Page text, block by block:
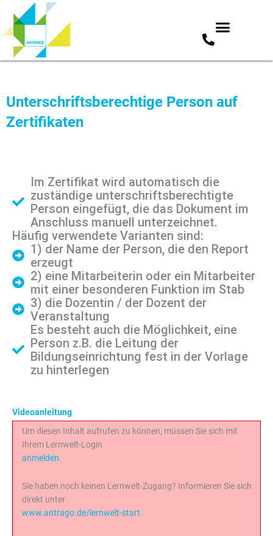
Unterschriftsberechtige Person auf
Zertifikaten
Im Zertifikat wird automatisch die
zuständige unterschriftsberechtigte
Person eingefügt, die das Dokument im
Anschluss manuell unterzeichnet.
Häufig verwendete Varianten sind:
1) der Name der Person, die den Report
erzeugt
2) eine Mitarbeiterin oder ein Mitarbeiter
mit einer besonderen Funktion im Stab
3) die Dozentin / der Dozent der
Veranstaltung
Es besteht auch die Möglichkeit, eine
Person z.B. die Leitung der
Bildungseinrichtung fest in der Vorlage
zu hinterlegen
Videoanleitung
Um diesen Inhalt aufrufen zu können, müssen Sie sich mit
Ihrem Lernwelt-Login
anmelden.
Sie haben noch keinen Lernwelt-Zugang? Informieren Sie sich
direkt unter
www.antrago.de/lernwelt-start